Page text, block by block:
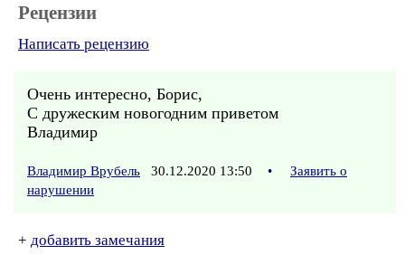
Рецензии
Написать рецензию
Очень интересно, Борис,
С дружеским новогодним приветом
Владимир
Владимир Врубель 30.12.2020 13:50 •
Заявить о
нарушении
+ добавить замечания